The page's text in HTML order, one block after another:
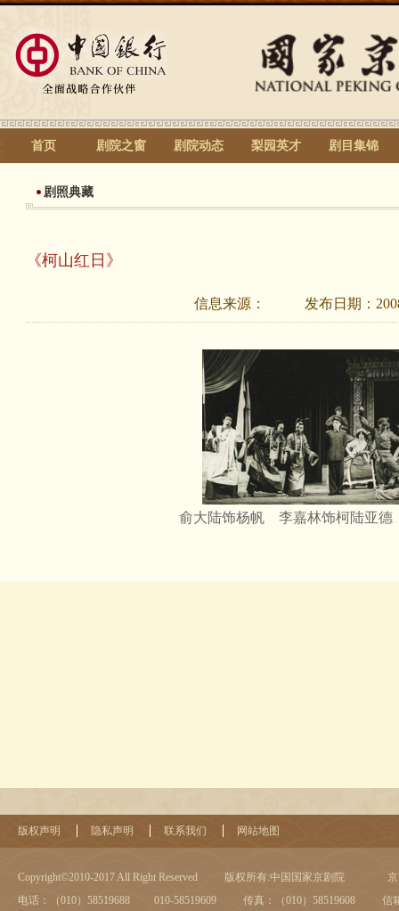
首页 剧院之窗 剧院动态 梨园英才 剧目集锦
剧照典藏
《柯山红日》
信息来源： 发布日期：
俞大陆饰杨帆 李嘉林饰柯陆亚德
版权声明 隐私声明 联系我们 网站地图
Copyright©2010-2017 All Right Reserved 版权所有:中国国家京剧院
电话：（010）58519688 010-58519609
传真：（010）58519608 信